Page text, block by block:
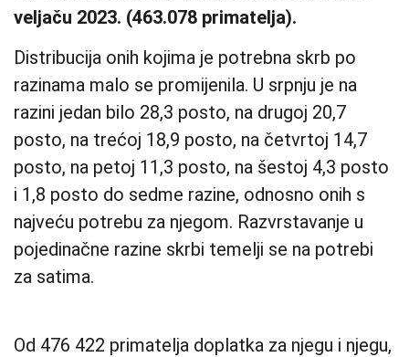
veljaču 2023. (463.078 primatelja).
Distribucija onih kojima je potrebna skrb po
razinama malo se promijenila. U srpnju je na
razini jedan bilo 28,3 posto, na drugoj 20,7
posto, na trećoj 18,9 posto, na četvrtoj 14,7
posto, na petoj 11,3 posto, na šestoj 4,3 posto
i 1,8 posto do sedme razine, odnosno onih s
najveću potrebu za njegom. Razvrstavanje u
pojedinačne razine skrbi temelji se na potrebi
za satima.
Od 476 422 primatelja doplatka za njegu i njegu,